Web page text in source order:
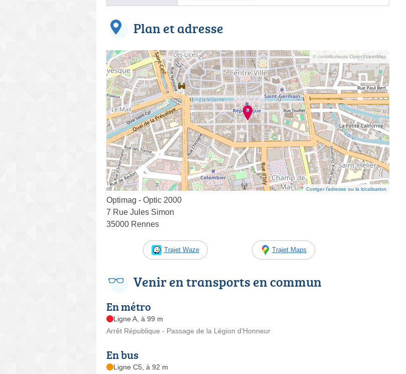
Plan et adresse
© contributeurs OpenStreetMap
Corriger l’adresse ou la localisation
Optimag - Optic 2000
7 Rue Jules Simon
35000 Rennes
Trajet Waze Trajet Maps
Venir en transports en commun
En métro
Ligne A, à 99 m
Arrêt République - Passage de la Légion d'Honneur
En bus
Ligne C5, à 92 m